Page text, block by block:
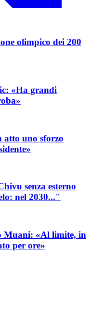
olimpico dei 200
«Ha grandi
uno sforzo
senza esterno
nel 2030..."
Muani: «Al limite, in
per ore»